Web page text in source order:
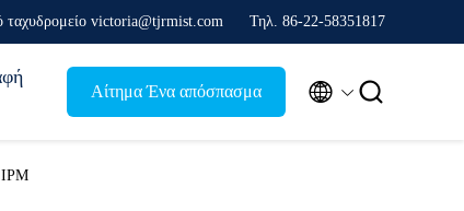
ταχυδρομείο victoria@tjrmist.com Τηλ. 86-22-58351817
Αίτημα Ένα απόσπασμα  
IPM